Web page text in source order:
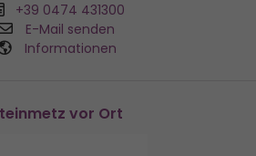
+39 0474 431300
E-Mail senden
Informationen
vor Ort